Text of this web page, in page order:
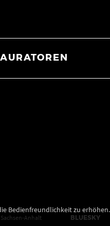
Bedienfreundlichkeit zu erhöhen.
Anhalt
BLUESKY